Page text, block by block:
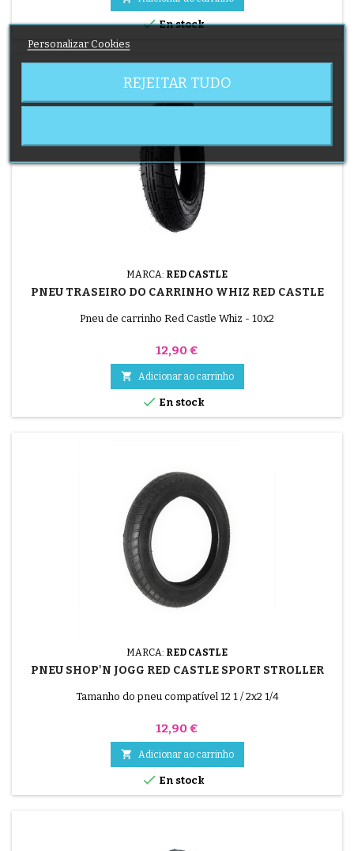
En stock
MARCA: RED CASTLE
PNEU TRASEIRO DO CARRINHO WHIZ RED CASTLE
Pneu de carrinho Red Castle Whiz - 10x2
Preço
12,90 €
 Adicionar ao carrinho
 En stock
MARCA: RED CASTLE
PNEU SHOP'N JOGG RED CASTLE SPORT STROLLER
Tamanho do pneu compatível 12 1 / 2x2 1/4
Preço
12,90 €
 Adicionar ao carrinho
 En stock
Personalizar Cookies
REJEITAR TUDO